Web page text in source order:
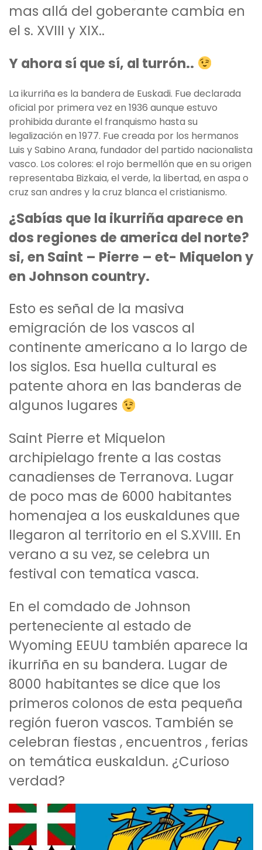
mas allá del goberante cambia en
el s. XVIII y XIX..
Y ahora sí que sí, al turrón..
La ikurriña es la bandera de Euskadi. Fue declarada
oficial por primera vez en 1936 aunque estuvo
prohibida durante el franquismo hasta su
legalización en 1977. Fue creada por los hermanos
Luis y Sabino Arana, fundador del partido nacionalista
vasco. Los colores: el rojo bermellón que en su origen
representaba Bizkaia, el verde, la libertad, en aspa o
cruz san andres y la cruz blanca el cristianismo.
¿Sabías que la ikurriña aparece en
dos regiones de america del norte?
si, en Saint – Pierre – et- Miquelon y
en Johnson country.
Esto es señal de la masiva
emigración de los vascos al
continente americano a lo largo de
los siglos. Esa huella cultural es
patente ahora en las banderas de
algunos lugares
Saint Pierre et Miquelon
archipielago frente a las costas
canadienses de Terranova. Lugar
de poco mas de 6000 habitantes
homenajea a los euskaldunes que
llegaron al territorio en el S.XVIII. En
verano a su vez, se celebra un
festival con tematica vasca.
En el comdado de Johnson
perteneciente al estado de
Wyoming EEUU también aparece la
ikurriña en su bandera. Lugar de
8000 habitantes se dice que los
primeros colonos de esta pequeña
región fueron vascos. También se
celebran fiestas , encuentros , ferias
on temática euskaldun. ¿Curioso
verdad?